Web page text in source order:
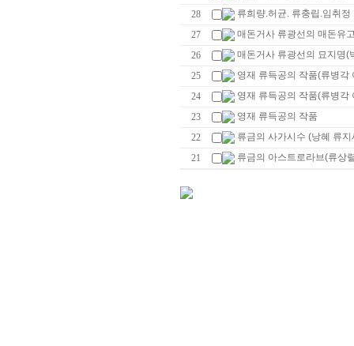
28
류희량.허균. 류충립.임취
27
매돈거사 류광선의 매돈유
26
매돈거사 류광선의 묘지명(
25
영재 류득공의 작품(류병각
24
영재 류득공의 작품(류병각
23
영재 류득공의 작품
22
류금의 사가시수 (낭혜 류
21
류금의 아스트로라브(류상